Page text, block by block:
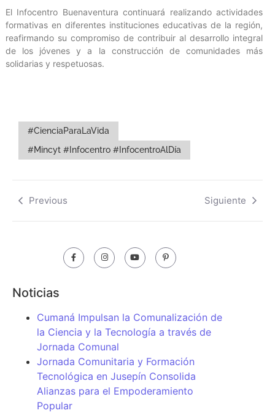
El Infocentro Buenaventura continuará realizando actividades
formativas en diferentes instituciones educativas de la región,
reafirmando su compromiso de contribuir al desarrollo integral
de los jóvenes y a la construcción de comunidades más
solidarias y respetuosas.
#CienciaParaLaVida
#Mincyt #Infocentro #InfocentroAlDía
Previous Siguiente
Noticias
Cumaná Impulsan la Comunalización de
la Ciencia y la Tecnología a través de
Jornada Comunal
Jornada Comunitaria y Formación
Tecnológica en Jusepín Consolida
Alianzas para el Empoderamiento
Popular